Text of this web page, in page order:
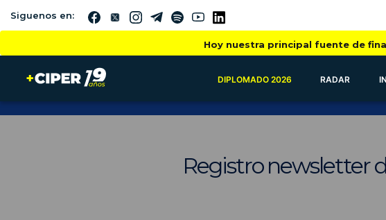
Siguenos en:
Hoy nuestra principal fuente de
DIPLOMADO 2026 RADAR
Registro newsletter